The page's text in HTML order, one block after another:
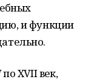
и функции
XVII век,